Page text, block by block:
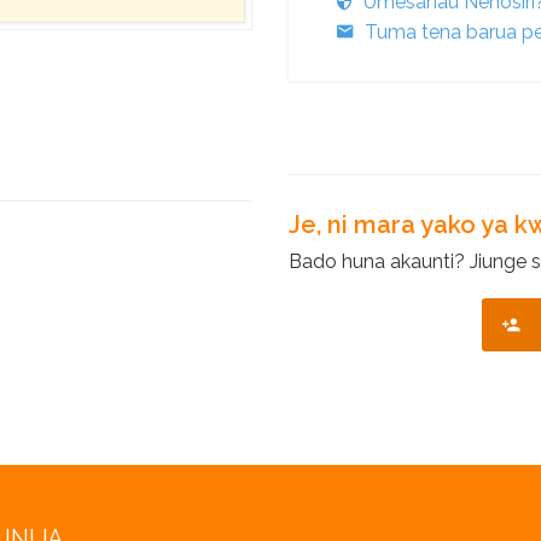
Tuma tena barua
Je, ni mara yako ya
Bado huna akaunti? Jiunge